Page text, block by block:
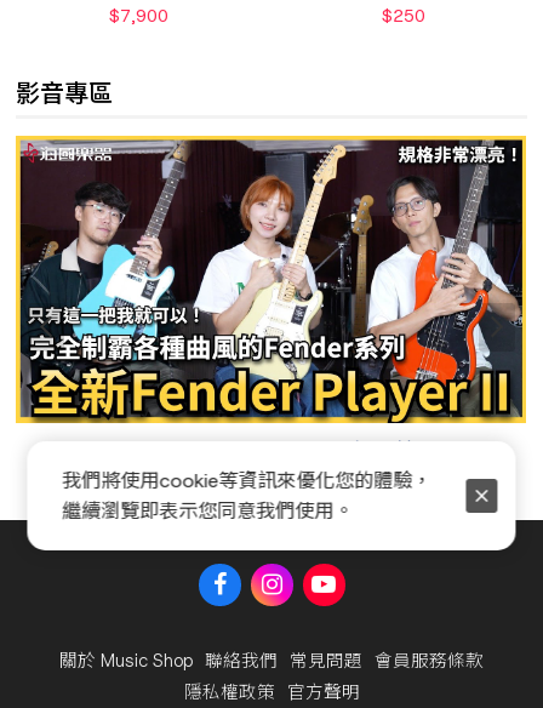
$7,900 $250
影音專區
關於 Music Shop 聯絡我們 常見問題 會員服務條款
隱私權政策 官方聲明
我們將使用cookie等資訊來優化您的體驗，
繼續瀏覽即表示您同意我們使用。